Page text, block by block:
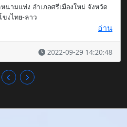
งไทย-ลาว
อ่าน
2022-09-29 14:20:48